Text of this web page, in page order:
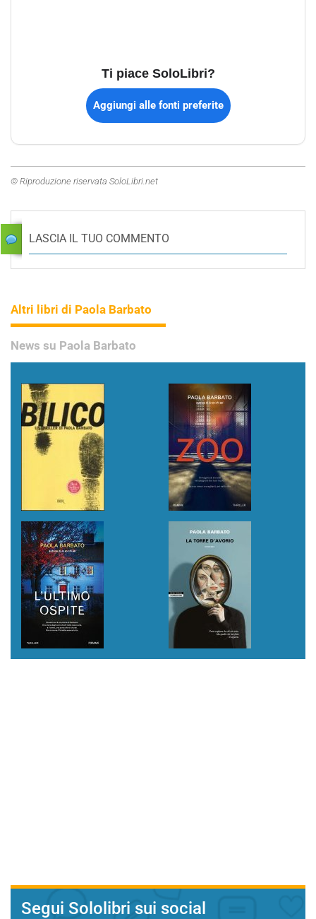
Ti piace SoloLibri?
Aggiungi alle fonti preferite
© Riproduzione riservata SoloLibri.net
LASCIA IL TUO COMMENTO
Altri libri di Paola Barbato
News su Paola Barbato
Segui Sololibri sui social